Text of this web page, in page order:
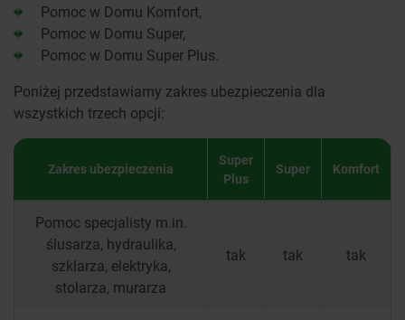
Pomoc w Domu Komfort,
Pomoc w Domu Super,
Pomoc w Domu Super Plus.
Poniżej przedstawiamy zakres ubezpieczenia dla
wszystkich trzech opcji:
Zakres ubezpieczenia
Super
Plus
Super Komfort
Pomoc specjalisty m.in.
ślusarza, hydraulika,
szklarza, elektryka,
stolarza, murarza
tak tak tak